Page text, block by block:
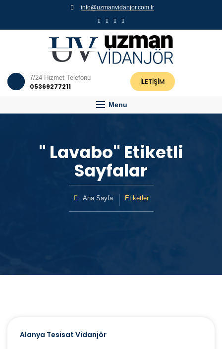
info@uzmanvidanjor.com.tr
7/24 Hizmet Telefonu
05369277211 İLETİŞİM
Menu
" Lavabo" Etiketli
Sayfalar
Ana Sayfa Etiketler
Alanya Tesisat Vidanjör